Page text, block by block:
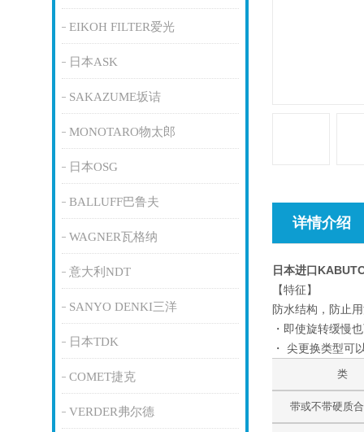
EIKOH FILTER爱光
日本ASK
SAKAZUME坂诘
MONOTARO物太郎
日本OSG
BALLUFF巴鲁夫
WAGNER瓦格纳
意大利NDT
SANYO DENKI三洋
日本TDK
COMET捷克
VERDER弗尔德
详情介绍
日本进口
【特征】
防水结构，防止
・即使旋转缓慢
・ 尖更换类型可
类
带或不带硬质